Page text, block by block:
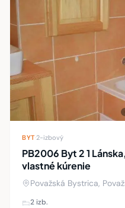
BYT· 2-izbový
PB2006 Byt 2 1
vlastné kúrenie
Považská Bystrica,
2 izb.